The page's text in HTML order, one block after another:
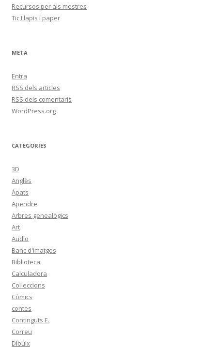
Recursos per als mestres
Tic,Llapis i paper
META
Entra
RSS dels articles
RSS dels comentaris
WordPress.org
CATEGORIES
3D
Anglès
Àpats
Apendre
Arbres genealògics
Art
Audio
Banc d'imatges
Biblioteca
Calculadora
Col·leccions
Còmics
contes
Continguts E.
Correu
Dibuix